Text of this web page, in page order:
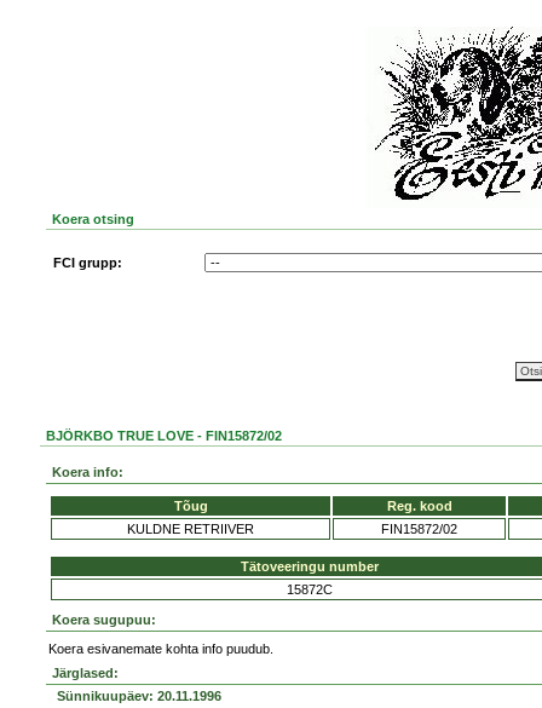
Koera otsing
FCI grupp:
BJÖRKBO TRUE LOVE - FIN15872/02
Koera info:
Tõug
Reg. kood
KULDNE RETRIIVER
FIN15872/02
Tätoveeringu number
15872C
Koera sugupuu:
Koera esivanemate kohta info puudub.
Järglased:
Sünnikuupäev: 20.11.1996